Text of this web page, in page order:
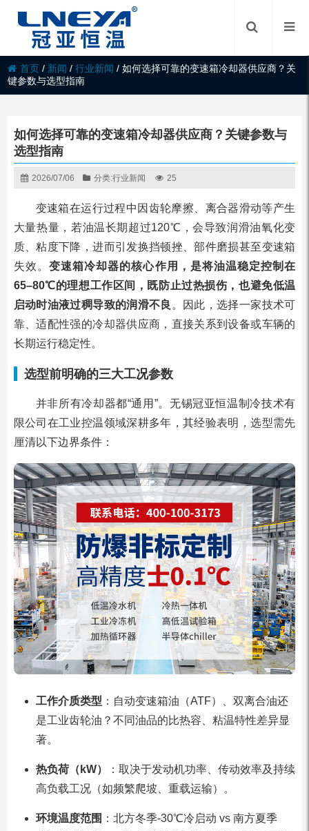
首页 / 新闻 /行业新闻 /如何选择可靠的变速箱冷却器供应商？关
键参数与选型指南
如何选择可靠的变速箱冷却器供应商？关键参数与
选型指南
2026/07/06 分类:行业新闻 25
变速箱在运行过程中因齿轮摩擦、离合器滑动等产生
大量热量，若油温长期超过120℃，会导致润滑油氧化变
质、粘度下降，进而引发换挡顿挫、部件磨损甚至变速箱
失效。 变速箱冷却器的核心作用，是将油温稳定控制在
65–80℃的理想工作区间，既防止过热损伤，也避免低温
启动时油液过稠导致的润滑不良 。因此，选择一家技术可
靠、适配性强的冷却器供应商，直接关系到设备或车辆的
长期运行稳定性。
选型前明确的三大工况参数
并非所有冷却器都“通用”。无锡冠亚恒温制冷技术有
限公司在工业控温领域深耕多年，其经验表明，选型需先
厘清以下边界条件：
工作介质类型 ：自动变速箱油（ATF）、双离合油还
是工业齿轮油？不同油品的比热容、粘温特性差异显
著。
热负荷（kW）
：取决于发动机功率、传动效率及持续
高负载工况（如频繁爬坡、重载运输）。
环境温度范围 ：北方冬季-30℃冷启动 vs 南方夏季